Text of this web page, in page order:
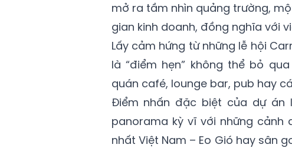
mở ra tầm nhìn quảng trường,
gian kinh doanh, đồng nghĩa với
Lấy cảm hứng từ những lễ hội
là “điểm hẹn” không thể bỏ
quán café, lounge bar, pub hay
Điểm nhấn đặc biệt của dự
panorama kỳ vĩ với những cảnh
nhất Việt Nam – Eo Gió hay sân